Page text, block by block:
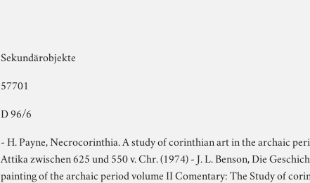
Sekundärobjekte
57701
D 96/6
- H. Payne, Necrocorinthia. A study of corinthian art in the archaic
Attika zwischen 625 und 550 v. Chr. (1974) - J. L. Benson, Die
painting of the archaic period volume II Comentary: The Study of